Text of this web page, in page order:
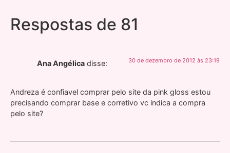
Respostas de 81
Ana Angélica disse: 30 de dezembro de 2012 às 23:19
Andreza é confiavel comprar pelo site da pink gloss estou
precisando comprar base e corretivo vc indica a compra
pelo site?